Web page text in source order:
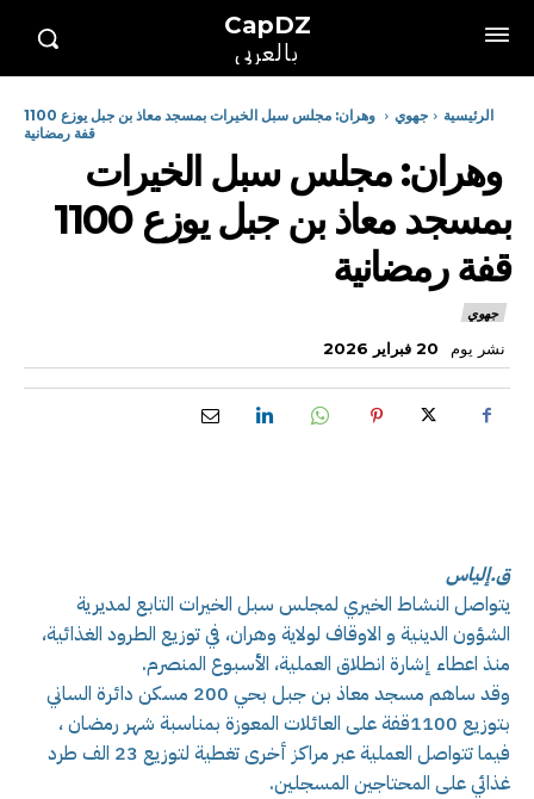
CapDZ
بالعربي
الرئيسية جهوي
وهران: مجلس سبل الخيرات بمسجد معاذ بن جبل يوزع 1100
قفة رمضانية
وهران: مجلس سبل الخيرات
بمسجد معاذ بن جبل يوزع 1100
قفة رمضانية
جهوي
نشر يوم 20 فبراير 2026
ق.إلياس
يتواصل النشاط الخيري لمجلس سبل الخيرات التابع لمديرية
الشؤون الدينية و الاوقاف لولاية وهران، في توزيع الطرود الغذائية،
منذ اعطاء إشارة انطلاق العملية، الأسبوع المنصرم.
وقد ساهم مسجد معاذ بن جبل بحي 200 مسكن دائرة الساني
بتوزيع 1100قفة على العائلات المعوزة بمناسبة شهر رمضان ،
فيما تتواصل العملية عبر مراكز أخرى تغطية لتوزيع 23 الف طرد
غذائي على المحتاجين المسجلين.